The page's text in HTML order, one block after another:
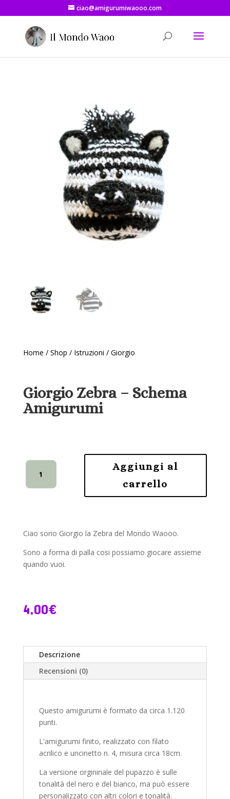
ciao@amigurumiwaooo.com
Home / Shop / Istruzioni / Giorgio
Giorgio Zebra – Schema
Amigurumi
Giorgio
Zebra
-
quantità
Aggiungi al
carrello
Ciao sono Giorgio la Zebra del Mondo Waooo.
Sono a forma di palla cosi possiamo giocare assieme
quando vuoi.
4,00€
Descrizione
Recensioni (0)
Questo amigurumi è formato da circa 1.120
punti.
L'amigurumi finito, realizzato con filato
acrilico e uncinetto n. 4, misura circa 18cm.
La versione orgininale del pupazzo è sulle
tonalità del nero e del bianco, ma può essere
personalizzato con altri colori e tonalità.